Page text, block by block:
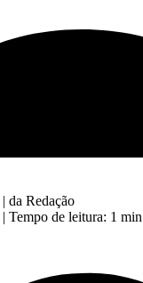
| da Redação
| Tempo de leitura: 1 min